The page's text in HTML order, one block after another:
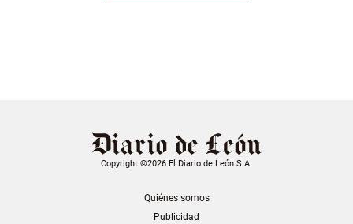
Copyright ©2026 El Diario de León S.A.
Quiénes somos
Publicidad